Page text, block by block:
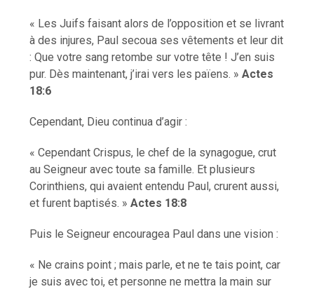
« Les Juifs faisant alors de l’opposition et se livrant
à des injures, Paul secoua ses vêtements et leur dit
: Que votre sang retombe sur votre tête ! J’en suis
pur. Dès maintenant, j’irai vers les païens. »Actes
18:6
Cependant, Dieu continua d’agir :
« Cependant Crispus, le chef de la synagogue, crut
au Seigneur avec toute sa famille. Et plusieurs
Corinthiens, qui avaient entendu Paul, crurent aussi,
et furent baptisés. »Actes 18:8
Puis le Seigneur encouragea Paul dans une vision :
« Ne crains point ; mais parle, et ne te tais point, car
je suis avec toi, et personne ne mettra la main sur